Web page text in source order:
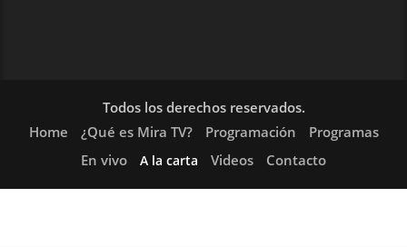
Todos los derechos reservados.
Home
¿Qué es Mira TV? Programación
Programas
En vivo
A la carta Videos Contacto